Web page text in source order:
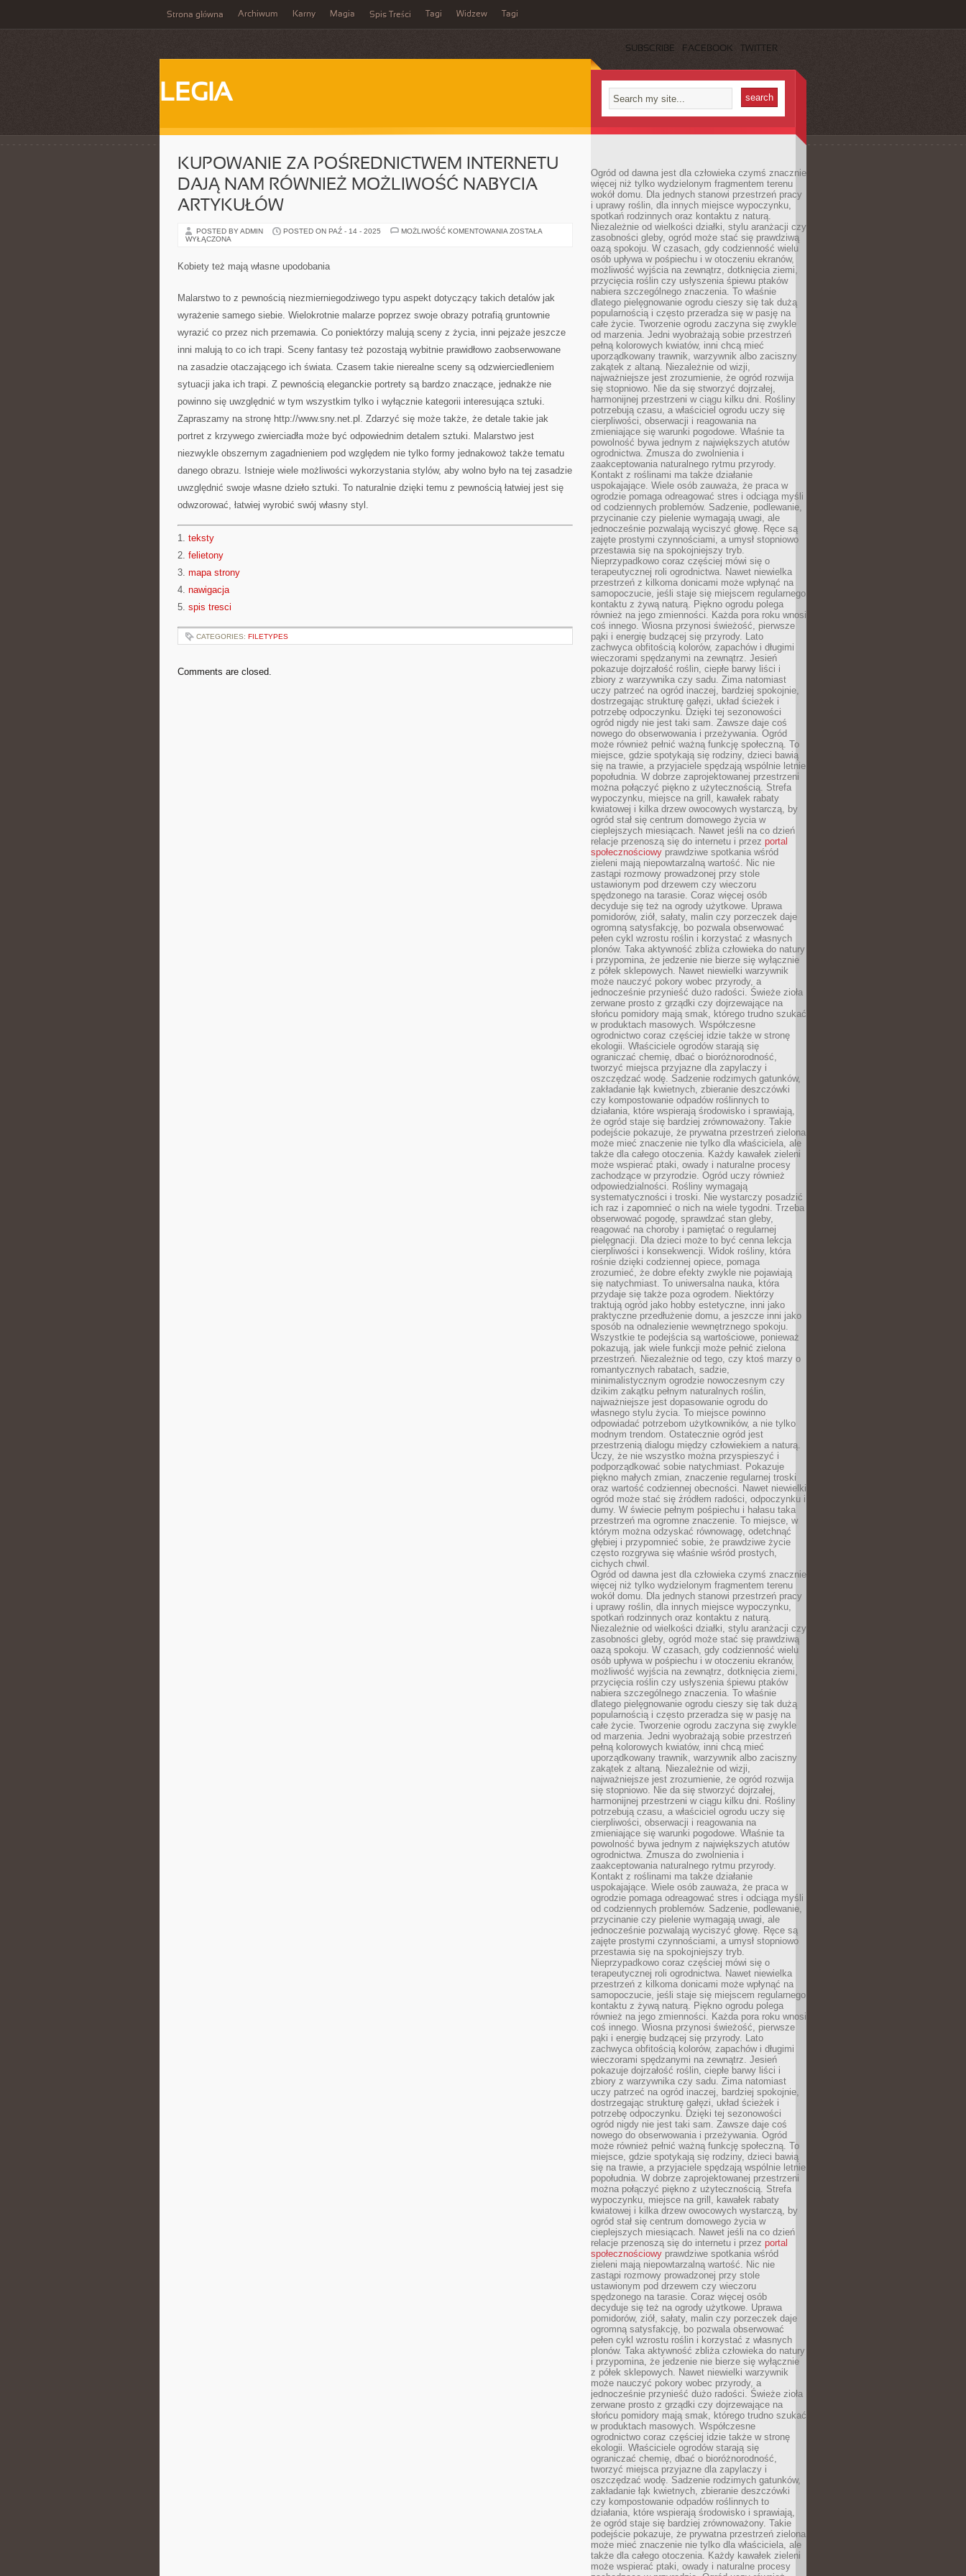
Strona główna Archiwum Karny Magia Spis Treści Tagi Widzew Tagi
SUBSCRIBE FACEBOOK TWITTER
LEGIA
KUPOWANIE ZA POŚREDNICTWEM INTERNETU
DAJĄ NAM RÓWNIEŻ MOŻLIWOŚĆ NABYCIA
ARTYKUŁÓW
POSTED BY ADMIN POSTED ON PAŹ - 14 - 2025 MOŻLIWOŚĆ KOMENTOWANIA KUPOWANIE
NABYCIA
ARTYKUŁÓW
ZOSTAŁA
WYŁĄCZONA
Kobiety też mają własne upodobania
Malarstwo to z pewnością niezmierniegodziwego typu aspekt dotyczący takich detalów jak
wyrażenie samego siebie. Wielokrotnie malarze poprzez swoje obrazy potrafią gruntownie
wyrazić co przez nich przemawia. Co poniektórzy malują sceny z życia, inni pejzaże jeszcze
inni malują to co ich trapi. Sceny fantasy też pozostają wybitnie prawidłowo zaobserwowane
na zasadzie otaczającego ich świata. Czasem takie nierealne sceny są odzwierciedleniem
sytuacji jaka ich trapi. Z pewnością eleganckie portrety są bardzo znaczące, jednakże nie
powinno się uwzględnić w tym wszystkim tylko i wyłącznie kategorii interesująca sztuki.
Zapraszamy na stronę http://www.sny.net.pl. Zdarzyć się może także, że detale takie jak
portret z krzywego zwierciadła może być odpowiednim detalem sztuki. Malarstwo jest
niezwykle obszernym zagadnieniem pod względem nie tylko formy jednakowoż także tematu
danego obrazu. Istnieje wiele możliwości wykorzystania stylów, aby wolno było na tej zasadzie
uwzględnić swoje własne dzieło sztuki. To naturalnie dzięki temu z pewnością łatwiej jest się
odwzorować, łatwiej wyrobić swój własny styl.
1. teksty
2. felietony
3. mapa strony
4. nawigacja
5. spis tresci
CATEGORIES: FILETYPES
Comments are closed.
Ogród od dawna jest dla człowieka czymś znacznie
więcej niż tylko wydzielonym fragmentem terenu
wokół domu. Dla jednych stanowi przestrzeń pracy
i uprawy roślin, dla innych miejsce wypoczynku,
spotkań rodzinnych oraz kontaktu z naturą.
Niezależnie od wielkości działki, stylu aranżacji czy
zasobności gleby, ogród może stać się prawdziwą
oazą spokoju. W czasach, gdy codzienność wielu
osób upływa w pośpiechu i w otoczeniu ekranów,
możliwość wyjścia na zewnątrz, dotknięcia ziemi,
przycięcia roślin czy usłyszenia śpiewu ptaków
nabiera szczególnego znaczenia. To właśnie
dlatego pielęgnowanie ogrodu cieszy się tak dużą
popularnością i często przeradza się w pasję na
całe życie. Tworzenie ogrodu zaczyna się zwykle
od marzenia. Jedni wyobrażają sobie przestrzeń
pełną kolorowych kwiatów, inni chcą mieć
uporządkowany trawnik, warzywnik albo zaciszny
zakątek z altaną. Niezależnie od wizji,
najważniejsze jest zrozumienie, że ogród rozwija
się stopniowo. Nie da się stworzyć dojrzałej,
harmonijnej przestrzeni w ciągu kilku dni. Rośliny
potrzebują czasu, a właściciel ogrodu uczy się
cierpliwości, obserwacji i reagowania na
zmieniające się warunki pogodowe. Właśnie ta
powolność bywa jednym z największych atutów
ogrodnictwa. Zmusza do zwolnienia i
zaakceptowania naturalnego rytmu przyrody.
Kontakt z roślinami ma także działanie
uspokajające. Wiele osób zauważa, że praca w
ogrodzie pomaga odreagować stres i odciąga myśli
od codziennych problemów. Sadzenie, podlewanie,
przycinanie czy pielenie wymagają uwagi, ale
jednocześnie pozwalają wyciszyć głowę. Ręce są
zajęte prostymi czynnościami, a umysł stopniowo
przestawia się na spokojniejszy tryb.
Nieprzypadkowo coraz częściej mówi się o
terapeutycznej roli ogrodnictwa. Nawet niewielka
przestrzeń z kilkoma donicami może wpłynąć na
samopoczucie, jeśli staje się miejscem regularnego
kontaktu z żywą naturą. Piękno ogrodu polega
również na jego zmienności. Każda pora roku wnosi
coś innego. Wiosna przynosi świeżość, pierwsze
pąki i energię budzącej się przyrody. Lato
zachwyca obfitością kolorów, zapachów i długimi
wieczorami spędzanymi na zewnątrz. Jesień
pokazuje dojrzałość roślin, ciepłe barwy liści i
zbiory z warzywnika czy sadu. Zima natomiast
uczy patrzeć na ogród inaczej, bardziej spokojnie,
dostrzegając strukturę gałęzi, układ ścieżek i
potrzebę odpoczynku. Dzięki tej sezonowości
ogród nigdy nie jest taki sam. Zawsze daje coś
nowego do obserwowania i przeżywania. Ogród
może również pełnić ważną funkcję społeczną. To
miejsce, gdzie spotykają się rodziny, dzieci bawią
się na trawie, a przyjaciele spędzają wspólnie letnie
popołudnia. W dobrze zaprojektowanej przestrzeni
można połączyć piękno z użytecznością. Strefa
wypoczynku, miejsce na grill, kawałek rabaty
kwiatowej i kilka drzew owocowych wystarczą, by
ogród stał się centrum domowego życia w
cieplejszych miesiącach. Nawet jeśli na co dzień
relacje przenoszą się do internetu i przez portal
społecznościowy prawdziwe spotkania wśród
zieleni mają niepowtarzalną wartość. Nic nie
zastąpi rozmowy prowadzonej przy stole
ustawionym pod drzewem czy wieczoru
spędzonego na tarasie. Coraz więcej osób
decyduje się też na ogrody użytkowe. Uprawa
pomidorów, ziół, sałaty, malin czy porzeczek daje
ogromną satysfakcję, bo pozwala obserwować
pełen cykl wzrostu roślin i korzystać z własnych
plonów. Taka aktywność zbliża człowieka do natury
i przypomina, że jedzenie nie bierze się wyłącznie
z półek sklepowych. Nawet niewielki warzywnik
może nauczyć pokory wobec przyrody, a
jednocześnie przynieść dużo radości. Świeże zioła
zerwane prosto z grządki czy dojrzewające na
słońcu pomidory mają smak, którego trudno szukać
w produktach masowych. Współczesne
ogrodnictwo coraz częściej idzie także w stronę
ekologii. Właściciele ogrodów starają się
ograniczać chemię, dbać o bioróżnorodność,
tworzyć miejsca przyjazne dla zapylaczy i
oszczędzać wodę. Sadzenie rodzimych gatunków,
zakładanie łąk kwietnych, zbieranie deszczówki
czy kompostowanie odpadów roślinnych to
działania, które wspierają środowisko i sprawiają,
że ogród staje się bardziej zrównoważony. Takie
podejście pokazuje, że prywatna przestrzeń zielona
może mieć znaczenie nie tylko dla właściciela, ale
także dla całego otoczenia. Każdy kawałek zieleni
może wspierać ptaki, owady i naturalne procesy
zachodzące w przyrodzie. Ogród uczy również
odpowiedzialności. Rośliny wymagają
systematyczności i troski. Nie wystarczy posadzić
ich raz i zapomnieć o nich na wiele tygodni. Trzeba
obserwować pogodę, sprawdzać stan gleby,
reagować na choroby i pamiętać o regularnej
pielęgnacji. Dla dzieci może to być cenna lekcja
cierpliwości i konsekwencji. Widok rośliny, która
rośnie dzięki codziennej opiece, pomaga
zrozumieć, że dobre efekty zwykle nie pojawiają
się natychmiast. To uniwersalna nauka, która
przydaje się także poza ogrodem. Niektórzy
traktują ogród jako hobby estetyczne, inni jako
praktyczne przedłużenie domu, a jeszcze inni jako
sposób na odnalezienie wewnętrznego spokoju.
Wszystkie te podejścia są wartościowe, ponieważ
pokazują, jak wiele funkcji może pełnić zielona
przestrzeń. Niezależnie od tego, czy ktoś marzy o
romantycznych rabatach, sadzie,
minimalistycznym ogrodzie nowoczesnym czy
dzikim zakątku pełnym naturalnych roślin,
najważniejsze jest dopasowanie ogrodu do
własnego stylu życia. To miejsce powinno
odpowiadać potrzebom użytkowników, a nie tylko
modnym trendom. Ostatecznie ogród jest
przestrzenią dialogu między człowiekiem a naturą.
Uczy, że nie wszystko można przyspieszyć i
podporządkować sobie natychmiast. Pokazuje
piękno małych zmian, znaczenie regularnej troski
oraz wartość codziennej obecności. Nawet niewielki
ogród może stać się źródłem radości, odpoczynku i
dumy. W świecie pełnym pośpiechu i hałasu taka
przestrzeń ma ogromne znaczenie. To miejsce, w
którym można odzyskać równowagę, odetchnąć
głębiej i przypomnieć sobie, że prawdziwe życie
często rozgrywa się właśnie wśród prostych,
cichych chwil.
Ogród od dawna jest dla człowieka czymś znacznie
więcej niż tylko wydzielonym fragmentem terenu
wokół domu. Dla jednych stanowi przestrzeń pracy
i uprawy roślin, dla innych miejsce wypoczynku,
spotkań rodzinnych oraz kontaktu z naturą.
Niezależnie od wielkości działki, stylu aranżacji czy
zasobności gleby, ogród może stać się prawdziwą
oazą spokoju. W czasach, gdy codzienność wielu
osób upływa w pośpiechu i w otoczeniu ekranów,
możliwość wyjścia na zewnątrz, dotknięcia ziemi,
przycięcia roślin czy usłyszenia śpiewu ptaków
nabiera szczególnego znaczenia. To właśnie
dlatego pielęgnowanie ogrodu cieszy się tak dużą
popularnością i często przeradza się w pasję na
całe życie. Tworzenie ogrodu zaczyna się zwykle
od marzenia. Jedni wyobrażają sobie przestrzeń
pełną kolorowych kwiatów, inni chcą mieć
uporządkowany trawnik, warzywnik albo zaciszny
zakątek z altaną. Niezależnie od wizji,
najważniejsze jest zrozumienie, że ogród rozwija
się stopniowo. Nie da się stworzyć dojrzałej,
harmonijnej przestrzeni w ciągu kilku dni. Rośliny
potrzebują czasu, a właściciel ogrodu uczy się
cierpliwości, obserwacji i reagowania na
zmieniające się warunki pogodowe. Właśnie ta
powolność bywa jednym z największych atutów
ogrodnictwa. Zmusza do zwolnienia i
zaakceptowania naturalnego rytmu przyrody.
Kontakt z roślinami ma także działanie
uspokajające. Wiele osób zauważa, że praca w
ogrodzie pomaga odreagować stres i odciąga myśli
od codziennych problemów. Sadzenie, podlewanie,
przycinanie czy pielenie wymagają uwagi, ale
jednocześnie pozwalają wyciszyć głowę. Ręce są
zajęte prostymi czynnościami, a umysł stopniowo
przestawia się na spokojniejszy tryb.
Nieprzypadkowo coraz częściej mówi się o
terapeutycznej roli ogrodnictwa. Nawet niewielka
przestrzeń z kilkoma donicami może wpłynąć na
samopoczucie, jeśli staje się miejscem regularnego
kontaktu z żywą naturą. Piękno ogrodu polega
również na jego zmienności. Każda pora roku wnosi
coś innego. Wiosna przynosi świeżość, pierwsze
pąki i energię budzącej się przyrody. Lato
zachwyca obfitością kolorów, zapachów i długimi
wieczorami spędzanymi na zewnątrz. Jesień
pokazuje dojrzałość roślin, ciepłe barwy liści i
zbiory z warzywnika czy sadu. Zima natomiast
uczy patrzeć na ogród inaczej, bardziej spokojnie,
dostrzegając strukturę gałęzi, układ ścieżek i
potrzebę odpoczynku. Dzięki tej sezonowości
ogród nigdy nie jest taki sam. Zawsze daje coś
nowego do obserwowania i przeżywania. Ogród
może również pełnić ważną funkcję społeczną. To
miejsce, gdzie spotykają się rodziny, dzieci bawią
się na trawie, a przyjaciele spędzają wspólnie letnie
popołudnia. W dobrze zaprojektowanej przestrzeni
można połączyć piękno z użytecznością. Strefa
wypoczynku, miejsce na grill, kawałek rabaty
kwiatowej i kilka drzew owocowych wystarczą, by
ogród stał się centrum domowego życia w
cieplejszych miesiącach. Nawet jeśli na co dzień
relacje przenoszą się do internetu i przez portal
społecznościowy prawdziwe spotkania wśród
zieleni mają niepowtarzalną wartość. Nic nie
zastąpi rozmowy prowadzonej przy stole
ustawionym pod drzewem czy wieczoru
spędzonego na tarasie. Coraz więcej osób
decyduje się też na ogrody użytkowe. Uprawa
pomidorów, ziół, sałaty, malin czy porzeczek daje
ogromną satysfakcję, bo pozwala obserwować
pełen cykl wzrostu roślin i korzystać z własnych
plonów. Taka aktywność zbliża człowieka do natury
i przypomina, że jedzenie nie bierze się wyłącznie
z półek sklepowych. Nawet niewielki warzywnik
może nauczyć pokory wobec przyrody, a
jednocześnie przynieść dużo radości. Świeże zioła
zerwane prosto z grządki czy dojrzewające na
słońcu pomidory mają smak, którego trudno szukać
w produktach masowych. Współczesne
ogrodnictwo coraz częściej idzie także w stronę
ekologii. Właściciele ogrodów starają się
ograniczać chemię, dbać o bioróżnorodność,
tworzyć miejsca przyjazne dla zapylaczy i
oszczędzać wodę. Sadzenie rodzimych gatunków,
zakładanie łąk kwietnych, zbieranie deszczówki
czy kompostowanie odpadów roślinnych to
działania, które wspierają środowisko i sprawiają,
że ogród staje się bardziej zrównoważony. Takie
podejście pokazuje, że prywatna przestrzeń zielona
może mieć znaczenie nie tylko dla właściciela, ale
także dla całego otoczenia. Każdy kawałek zieleni
może wspierać ptaki, owady i naturalne procesy